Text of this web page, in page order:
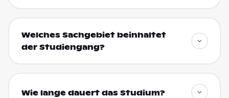
Welches Sachgebiet beinhaltet
der Studiengang?
Wie lange dauert das Studium?